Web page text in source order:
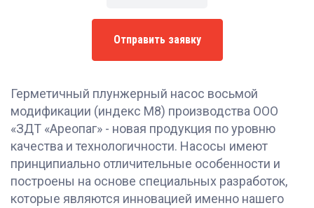
Отправить заявку
Герметичный плунжерный насос восьмой
модификации (индекс М8) производства ООО
«ЗДТ «Ареопаг» - новая продукция по уровню
качества и технологичности. Насосы имеют
принципиально отличительные особенности и
построены на основе специальных разработок,
которые являются инновацией именно нашего